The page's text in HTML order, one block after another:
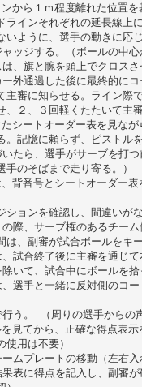
から１ｍ程度離れた位置を
インそれぞれの延長線上
いように、選手の動きに応
ッジする。（ボールの中心
、旗と腕を頭上でクロスさ
外通過した後に最終的にコ
主審に知らせる。ライン際
２、３回軽くたたいて主審
シートオーダー表を見なが
記憶に頼らず、ピストルを
たら、選手がサーブを打つ
手のそばまで走り寄る。）
背番号とシートオーダー表
ョンを確認し、間違いが
際、サーブ権のあるチーム
、副審が試合ボールをキー
試合終了後に主審を通じて
いて、試合中にボールを拾
選手と一緒に反対側のコー
う。 （周りの選手からの
見てから、正確な得点表示
使用は不要）
ムプレートの移動（左右入
表に得点を記入し、副審が